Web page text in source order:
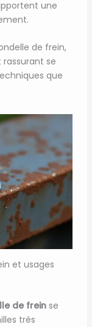
une
de frein,
se
que
et usages
de freinse
très